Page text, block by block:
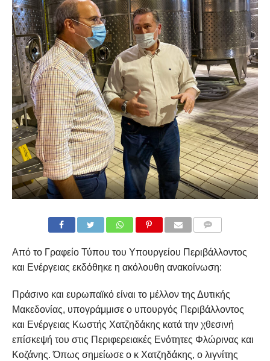
Από το Γραφείο Τύπου του Υπουργείου Περιβάλλοντος
και Ενέργειας εκδόθηκε η ακόλουθη ανακοίνωση:
Πράσινο και ευρωπαϊκό είναι το μέλλον της Δυτικής
Μακεδονίας, υπογράμμισε ο υπουργός Περιβάλλοντος
και Ενέργειας Κωστής Χατζηδάκης κατά την χθεσινή
επίσκεψή του στις Περιφερειακές Ενότητες Φλώρινας και
Κοζάνης. Όπως σημείωσε ο κ Χατζηδάκης, ο λιγνίτης